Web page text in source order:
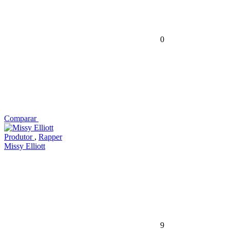
0
Comparar
Produtor , Rapper
Missy Elliott
9